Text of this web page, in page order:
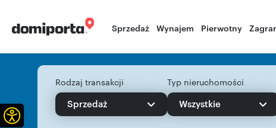
Sprzedaż Wynajem Pierwotny
Rodzaj transakcji
Sprzedaż
Typ nieruchomości
Wszystkie
Otwórz pasek narzędzi